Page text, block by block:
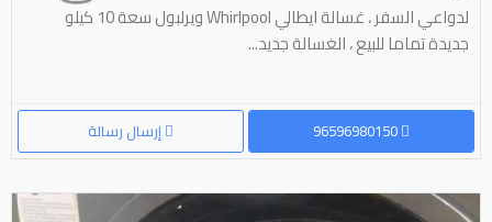
لدواعي السفر ، غسالة ايطالي Whirlpool ويرلبول سعة 10 كيلو
جديدة تماما للبيع ، الغسالة جديد...
إرسال رسالة